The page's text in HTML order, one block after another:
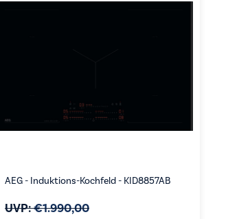
AEG - Induktions-Kochfeld - KID8857AB
UVP:€1.990,00